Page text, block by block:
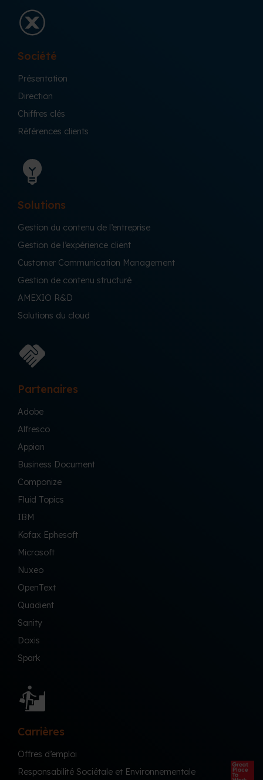
Société
Présentation
Direction
Chiffres clés
Références clients
Solutions
Gestion du contenu de l’entreprise
Gestion de l’expérience client
Customer Communication Management
Gestion de contenu structuré
AMEXIO R&D
Solutions du cloud
Partenaires
Adobe
Alfresco
Appian
Business Document
Componize
Fluid Topics
IBM
Kofax Ephesoft
Microsoft
Nuxeo
OpenText
Quadient
Sanity
Doxis
Spark
Carrières
Offres d’emploi
Responsabilité Sociétale et Environnementale